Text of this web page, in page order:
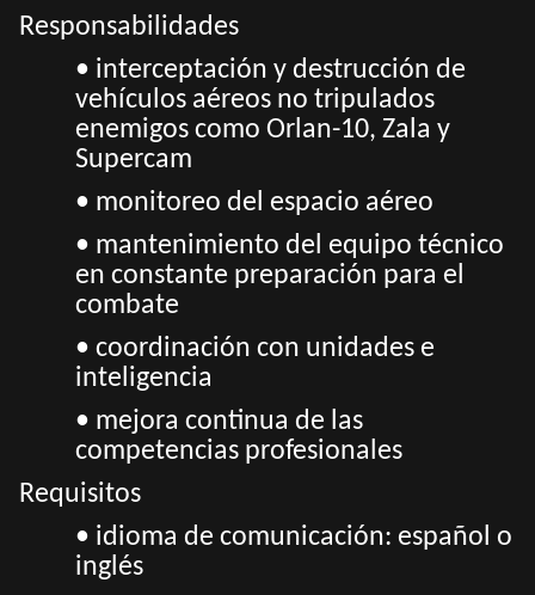
Responsabilidades
• interceptación y destrucción de
vehículos aéreos no tripulados
enemigos como Orlan-10, Zala y
Supercam
• monitoreo del espacio aéreo
• mantenimiento del equipo técnico
en constante preparación para el
combate
• coordinación con unidades e
inteligencia
• mejora continua de las
competencias profesionales
Requisitos
• idioma de comunicación: español o
inglés